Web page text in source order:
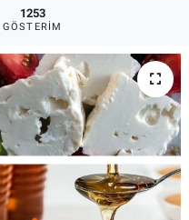
1253
GÖSTERIM